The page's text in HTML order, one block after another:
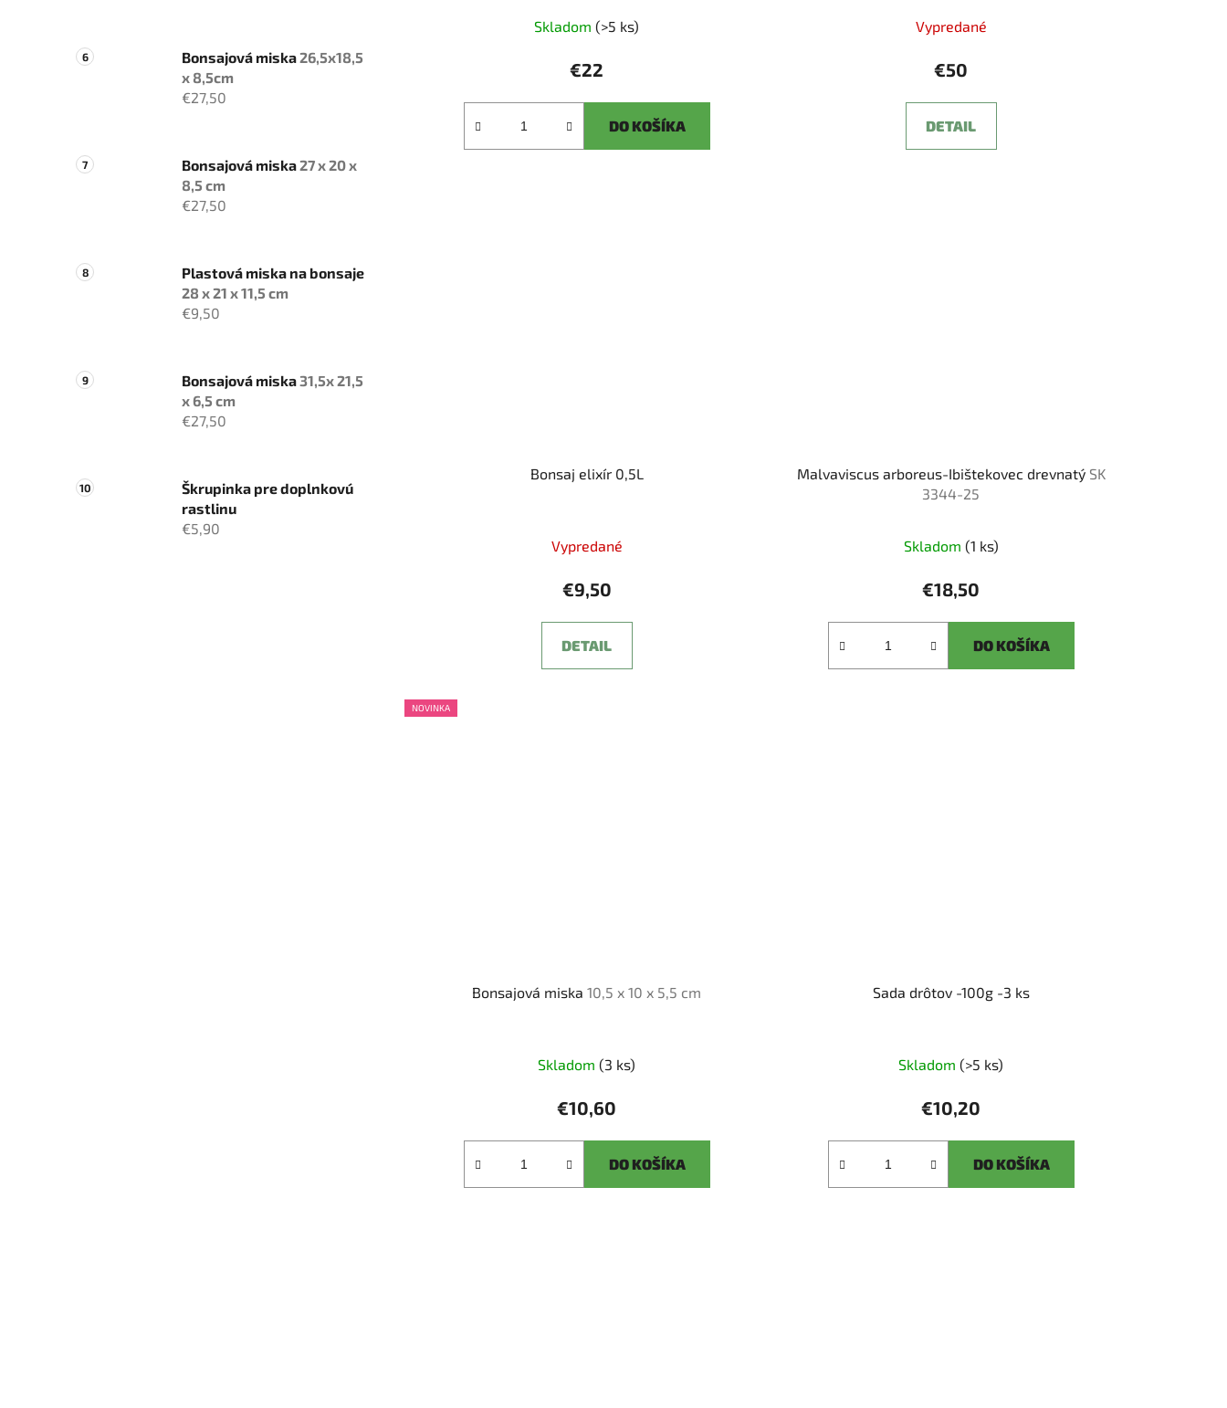
Bonsajová miska26,5x18,5
x 8,5cm
€27,50
Bonsajová miska27 x 20 x
8,5 cm
€27,50
Plastová miska na bonsaje
28 x 21 x 11,5 cm
€9,50
Bonsajová miska31,5x 21,5
x 6,5 cm
€27,50
Škrupinka pre doplnkovú
rastlinu
€5,90
Skladom (>5 ks)
€22
DO KOŠÍKA
Vypredané
€50
DETAIL
Bonsaj elixír 0,5L
Vypredané
€9,50
DETAIL
Malvaviscus arboreus-Ibištekovec drevnatý SK
3344-25
Skladom (1 ks)
€18,50
DO KOŠÍKA
NOVINKA
Bonsajová miska 10,5 x 10 x 5,5 cm
Skladom (3 ks)
€10,60
DO KOŠÍKA
Sada drôtov -100g -3 ks
Skladom (>5 ks)
€10,20
DO KOŠÍKA